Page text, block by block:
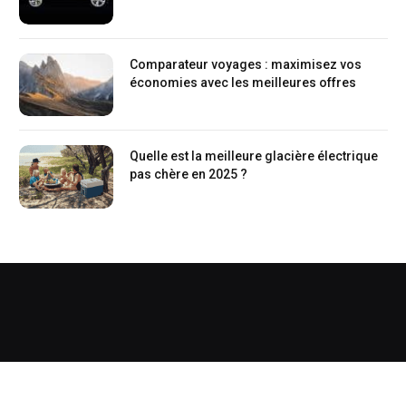
Comparateur voyages : maximisez vos
économies avec les meilleures offres
Quelle est la meilleure glacière électrique
pas chère en 2025 ?